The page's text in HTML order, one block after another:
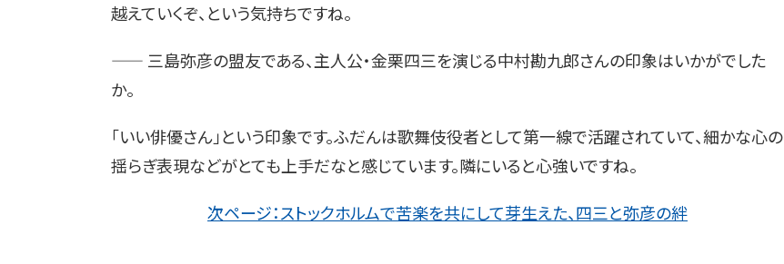
越えていくぞ、という気持ちですね。
—— 三島弥彦の盟友である、主人公・金栗四三を演じる中村勘九郎さんの印象はいかがでした
か。
「いい俳優さん」という印象です。ふだんは歌舞伎役者として第一線で活躍されていて、細かな心の
揺らぎ表現などがとても上手だなと感じています。隣にいると心強いですね。
次ページ：ストックホルムで苦楽を共にして芽生えた、四三と弥彦の絆